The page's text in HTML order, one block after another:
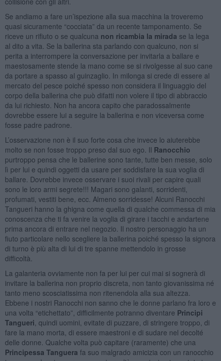
Se andiamo a fare un’ispezione alla sua macchina la troveremo
quasi sicuramente “cocciata” da un recente tamponamento. Se
riceve un rifiuto o se qualcuna non ricambia la mirada se la lega
al dito a vita. Se la ballerina sta parlando con qualcuno, non si
perita a interrompere la conversazione per invitarla a ballare e
maestosamente stende la mano come se si rivolgesse al suo cane
da portare a spasso al guinzaglio. In milonga si crede di essere al
mercato del pesce poiché spesso non considera il linguaggio del
corpo della ballerina che può difatti non volere il tipo di abbraccio
da lui richiesto. Non ha ancora capito che paradossalmente
dovrebbe essere lui a seguire la ballerina e non viceversa come
fosse padre padrone.
L’osservazione non è il suo forte cosa che invece lo aiuterebbe
molto se non fosse troppo preso dal suo ego. Il Ranocchio
purtroppo pensa che le ballerine sono tante, tutte ben messe, solo
lì per lui e quindi oggetti da usare per soddisfare la sua voglia di
ballare. Dovrebbe invece osservare i suoi rivali per capire quali
sono le loro armi segrete!!! Magari sono galanti, sorridenti,
profumati, vestiti bene, ecc. Almeno sorridesse! Alcuni Ranocchi
Tangueri hanno la ghigna come quella di qualche commessa di mia
conoscenza che ti fa venire la voglia di girare i tacchi e andartene
prima ancora di entrare nel negozio. Il nostro personaggio ha un
fiuto particolare nello scegliere la ballerina poiché spesso la signora
di turno è più alta di lui di tre spanne mettendolo in grosse
difficoltà.
La galanteria ovviamente non fa per lui per cui mai si sognerà di
invitare la ballerina non proprio discreta, non tanto giovanissima né
tanto meno scosciatissima non ritenendola alla sua altezza.
Ebbene i nostri Ranocchi non sanno che le donne parlano fra loro e
una volta “etichettato”, difficilmente potranno diventare Principi
Tangueri , quindi uomini, evitate di puzzare, di stringere troppo, di
fare la mano morta, di essere maestroni e di sudare nel decolté
delle donne. Qualche volta può capitare (raramente) che una
Principessa Tanguera fa suo malgrado amicizia con un ranocchio